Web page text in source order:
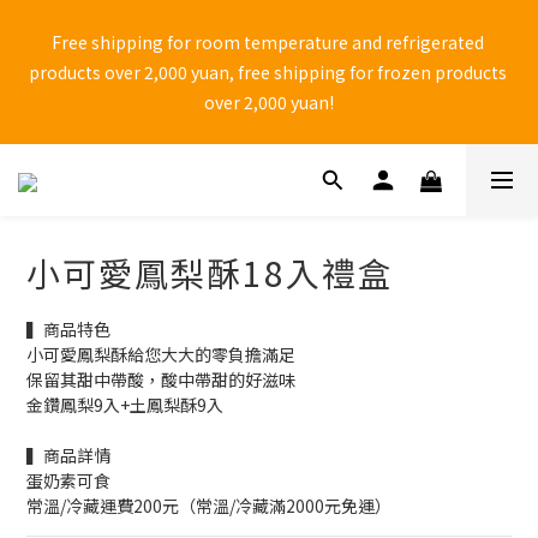
禮需求，請務必自行提前到貨日。
Free shipping for room temperature and refrigerated
products over 2,000 yuan, free shipping for frozen products
over 2,000 yuan!
⚠ Anti-fraud reminder! Do not shop through Facebook one-
manufacturers.
🚨 中秋檔期 9/1~9/25 黑貓物流 「無法保證到貨日配達」 ，有送
禮需求，請務必自行提前到貨日。
小可愛鳳梨酥18入禮盒
▍商品特色
小可愛鳳梨酥給您大大的零負擔滿足
保留其甜中帶酸，酸中帶甜的好滋味
金鑽鳳梨9入+土鳳梨酥9入
▍商品詳情
蛋奶素可食
常溫/冷藏運費200元（常溫/冷藏滿2000元免運）